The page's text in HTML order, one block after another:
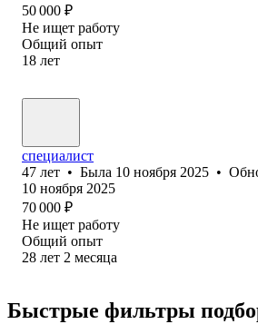
50 000 ₽
Не ищет работу
Общий опыт
18 лет
специалист
47 лет • Была 10 ноября 2025 •
10 ноября 2025
70 000 ₽
Не ищет работу
Общий опыт
28 лет 2 месяца
Быстрые фильтры